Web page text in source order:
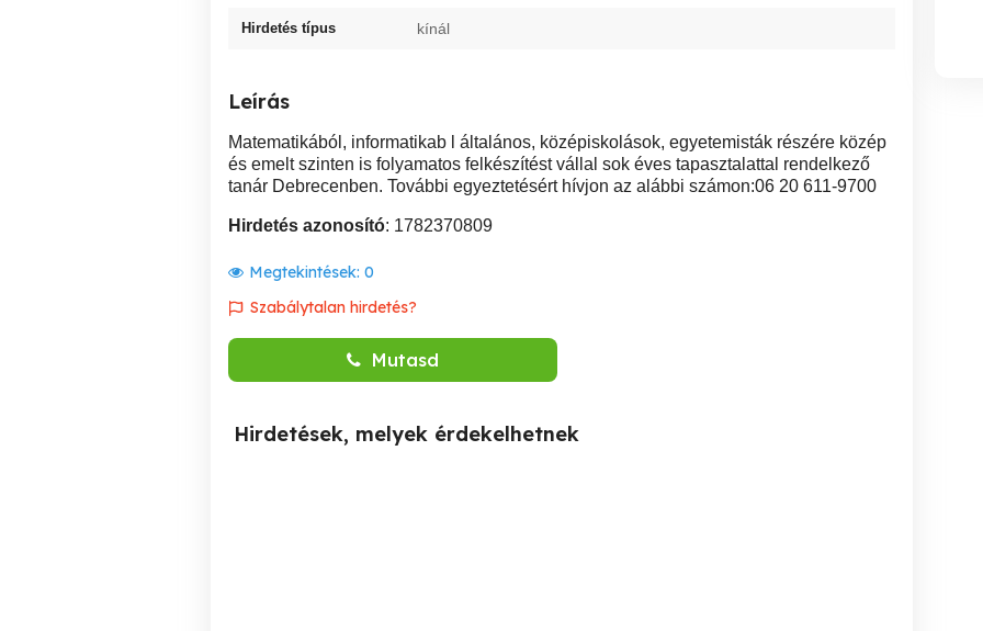
Hirdetés típus kínál
Leírás
Matematikából, informatikab l általános, középiskolások, egyetemisták részére közép
és emelt szinten is folyamatos felkészítést vállal sok éves tapasztalattal rendelkező
tanár Debrecenben. További egyeztetésért hívjon az alábbi számon:06 20 611-9700
Hirdetés azonosító: 1782370809
Megtekintések: 0
Szabálytalan hirdetés?
Mutasd
Hirdetések, melyek érdekelhetnek